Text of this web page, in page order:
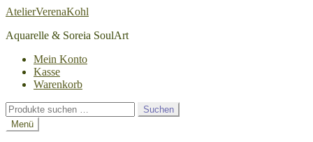
Zur
springen
Zum
springen
AtelierVerenaKohl
Aquarelle & Soreia SoulArt
Mein Konto
Kasse
Warenkorb
Suchen
nach:
Suchen
Menü